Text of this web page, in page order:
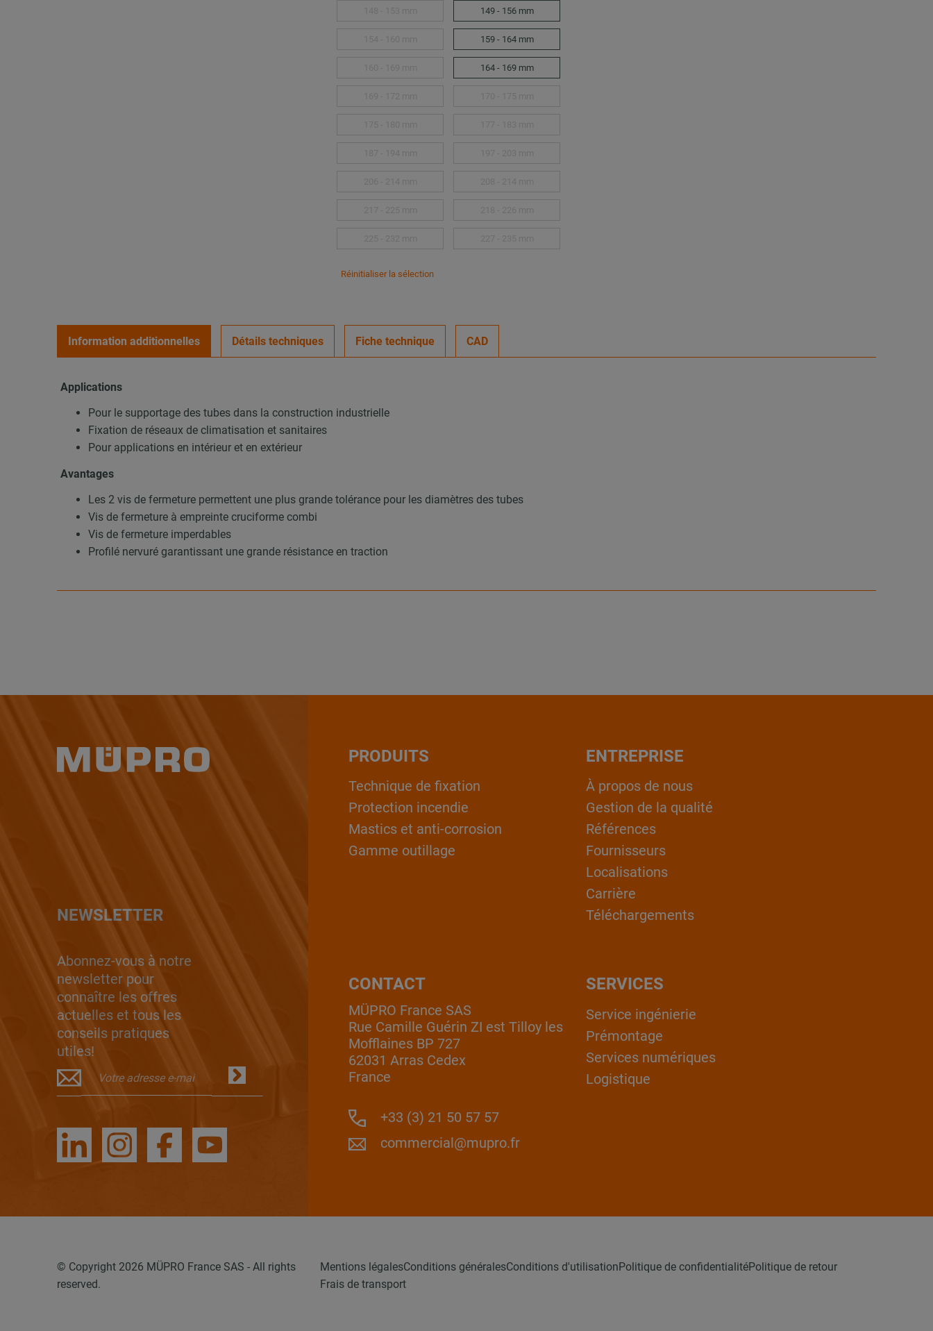
149 - 156 mm
159 - 164 mm
164 - 169 mm
Réinitialiser la sélection
Information additionnelles Détails techniques Fiche technique CAD
Applications
Pour le supportage des tubes dans la construction industrielle
Fixation de réseaux de climatisation et sanitaires
Pour applications en intérieur et en extérieur
Avantages
Les 2 vis de fermeture permettent une plus grande tolérance pour les diamètres des tubes
Vis de fermeture à empreinte cruciforme combi
Vis de fermeture imperdables
Profilé nervuré garantissant une grande résistance en traction
NEWSLETTER
Abonnez-vous à notre
newsletter pour
connaître les offres
actuelles et tous les
conseils pratiques
utiles!
PRODUITS
Technique de fixation
Protection incendie
Mastics et anti-corrosion
Gamme outillage
ENTREPRISE
À propos de nous
Gestion de la qualité
Références
Fournisseurs
Localisations
Carrière
Téléchargements
CONTACT
MÜPRO France SAS
Rue Camille Guérin ZI est Tilloy les
Mofflaines BP 727
62031 Arras Cedex
France
+33 (3) 21 50 57 57
commercial@mupro.fr
SERVICES
Service ingénierie
Prémontage
Services numériques
Logistique
© Copyright 2026 MÜPRO France SAS - All rights
reserved.
Mentions légalesConditions généralesConditions d'utilisationPolitique de confidentialitéPolitique de retour
Frais de transport